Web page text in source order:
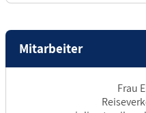
Mitarbeiter
Frau